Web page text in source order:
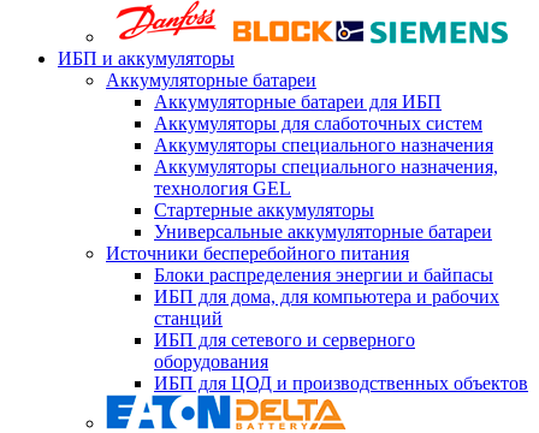
ИБП и аккумуляторы
Аккумуляторные батареи
Аккумуляторные батареи для ИБП
Аккумуляторы для слаботочных систем
Аккумуляторы специального назначения
Аккумуляторы специального назначения,
технология GEL
Стартерные аккумуляторы
Универсальные аккумуляторные батареи
Источники бесперебойного питания
Блоки распределения энергии и байпасы
ИБП для дома, для компьютера и рабочих
станций
ИБП для сетевого и серверного
оборудования
ИБП для ЦОД и производственных объектов